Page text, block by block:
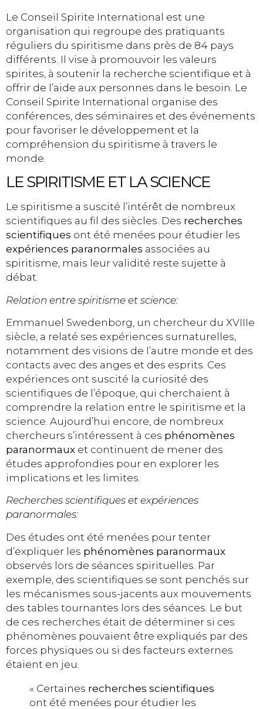
Le Conseil Spirite International est une
organisation qui regroupe des pratiquants
réguliers du spiritisme dans près de 84 pays
différents. Il vise à promouvoir les valeurs
spirites, à soutenir la recherche scientifique et à
offrir de l’aide aux personnes dans le besoin. Le
Conseil Spirite International organise des
conférences, des séminaires et des événements
pour favoriser le développement et la
compréhension du spiritisme à travers le
monde.
LE SPIRITISME ET LA SCIENCE
Le spiritisme a suscité l’intérêt de nombreux
scientifiques au fil des siècles. Des recherches
scientifiques ont été menées pour étudier les
expériences paranormales associées au
spiritisme, mais leur validité reste sujette à
débat.
Relation entre spiritisme et science:
Emmanuel Swedenborg, un chercheur du XVIIIe
siècle, a relaté ses expériences surnaturelles,
notamment des visions de l’autre monde et des
contacts avec des anges et des esprits. Ces
expériences ont suscité la curiosité des
scientifiques de l’époque, qui cherchaient à
comprendre la relation entre le spiritisme et la
science. Aujourd’hui encore, de nombreux
chercheurs s’intéressent à ces phénomènes
paranormaux et continuent de mener des
études approfondies pour en explorer les
implications et les limites.
Recherches scientifiques et expériences
paranormales:
Des études ont été menées pour tenter
d’expliquer les phénomènes paranormaux
observés lors de séances spirituelles. Par
exemple, des scientifiques se sont penchés sur
les mécanismes sous-jacents aux mouvements
des tables tournantes lors des séances. Le but
de ces recherches était de déterminer si ces
phénomènes pouvaient être expliqués par des
forces physiques ou si des facteurs externes
étaient en jeu.
« Certaines recherches scientifiques
ont été menées pour étudier les